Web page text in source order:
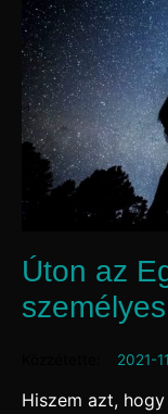
Úton az
2021-
Hiszem azt,